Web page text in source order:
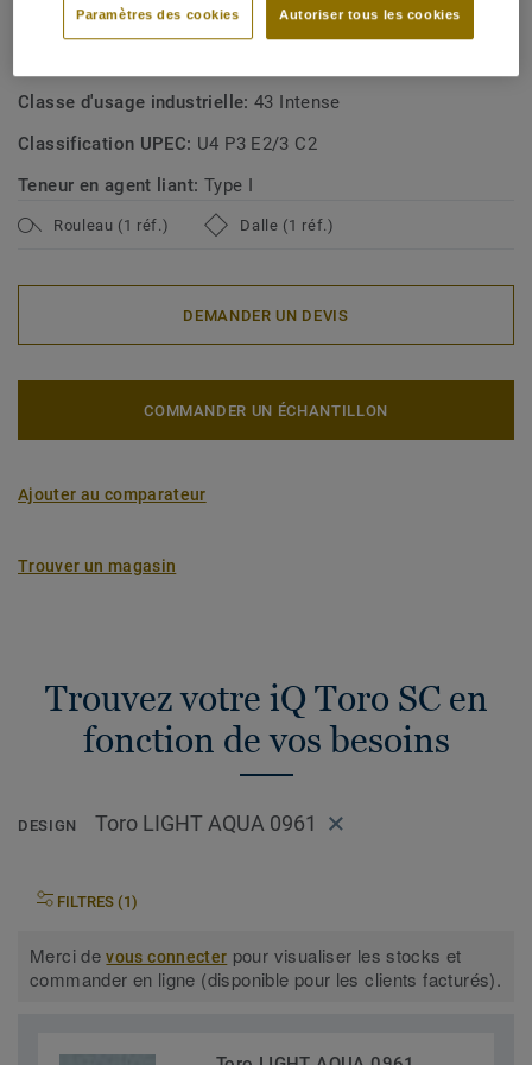
Type de revêtement de sol:
ISO_10581_conductive
Classe d'usage industrielle:43 Intense
Classification UPEC: U4 P3 E2/3 C2
Teneur en agent liant: Type I
Rouleau (1 réf.) Dalle (1 réf.)
DEMANDER UN DEVIS
COMMANDER UN ÉCHANTILLON
Ajouter au comparateur
Trouver un magasin
Trouvez votre iQ Toro SC en
fonction de vos besoins
DESIGN Toro LIGHT AQUA 0961
FILTRES (1)
Merci devous connecter pour visualiser les stocks et
commander en ligne (disponible pour les clients facturés).
Autoriser tous les cookies
Paramètres des cookies